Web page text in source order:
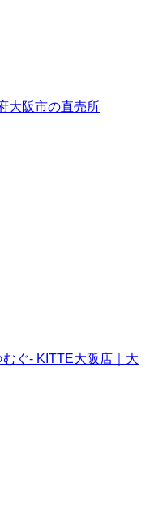
大阪市の直売所
ぐ- KITTE大阪店｜大